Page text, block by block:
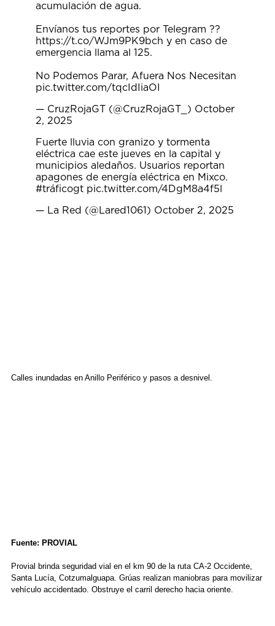
acumulación de agua.
Envíanos tus reportes por Telegram ??
https://t.co/WJm9PK9bch y en caso de
emergencia llama al 125.
No Podemos Parar, Afuera Nos Necesitan
pic.twitter.com/tqcIdIiaOI
— CruzRojaGT (@CruzRojaGT_) October
2, 2025
Fuerte lluvia con granizo y tormenta
eléctrica cae este jueves en la capital y
municipios aledaños. Usuarios reportan
apagones de energía eléctrica en Mixco.
#tráficogt pic.twitter.com/4DgM8a4f5l
— La Red (@Lared1061) October 2, 2025
Calles inundadas en Anillo Periférico y pasos a desnivel.
Fuente: PROVIAL
Provial brinda seguridad vial en el km 90 de la ruta CA-2 Occidente,
Santa Lucía, Cotzumalguapa. Grúas realizan maniobras para movilizar
vehículo accidentado. Obstruye el carril derecho hacia oriente.